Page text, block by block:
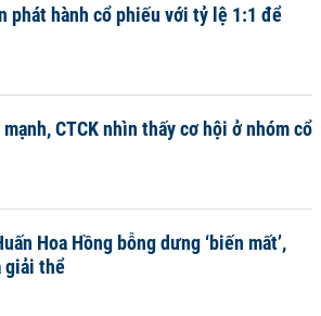
phát hành cổ phiếu với tỷ lệ 1:1 để
CTCK nhìn thấy cơ hội ở nhóm cổ
Hoa Hồng bỗng dưng ‘biến mất’,
giải thể